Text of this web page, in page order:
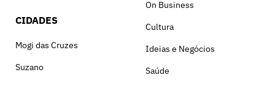
CIDADES
Mogi das Cruzes
Suzano
On Business
Cultura
Ideias e Negócios
Saúde